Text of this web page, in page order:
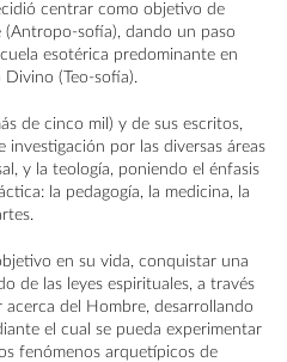
centrar como objetivo de
sofía), dando un paso
esotérica predominante en
Divino (Teo-sofía).
de cinco mil) y de sus escritos,
por las diversas áreas
y la teología, poniendo el énfasis
la pedagogía, la medicina, la
en su vida, conquistar una
de las leyes espirituales, a través
del Hombre, desarrollando
el cual se pueda experimentar
fenómenos arquetípicos de